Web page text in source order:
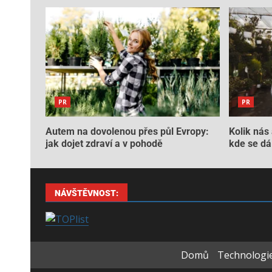
PR
Autem na dovolenou přes půl Evropy:
jak dojet zdraví a v pohodě
PR
Kolik
kde se
NÁVŠTĚVNOST:
Domů